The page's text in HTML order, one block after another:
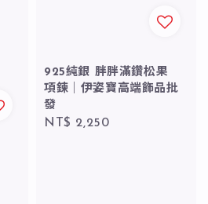
925純銀 胖胖滿鑽松果
項鍊｜伊姿寶高端飾品批
發
Regular
NT$ 2,250